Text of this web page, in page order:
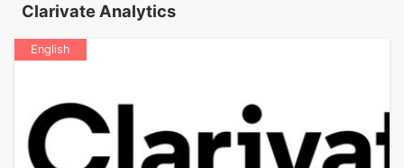
Clarivate Analytics
English